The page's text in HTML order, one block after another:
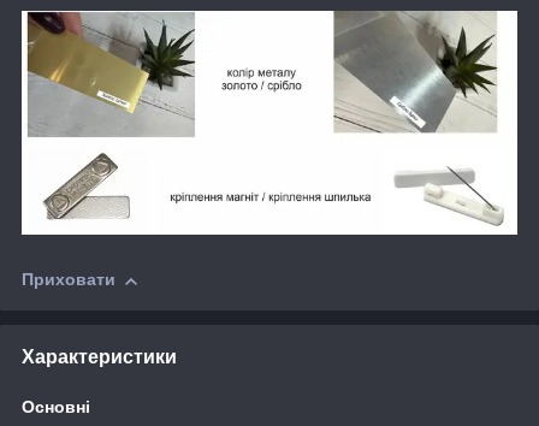
Приховати
Характеристики
Основні